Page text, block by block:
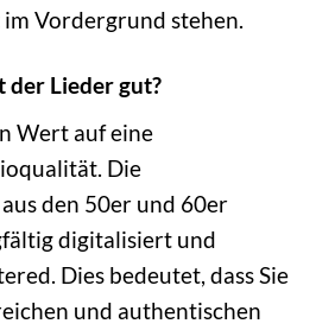
Vordergrund stehen.
der Lieder gut?
Wert auf eine
Die
den 50er und 60er
digitalisiert und
Dies bedeutet, dass Sie
und authentischen